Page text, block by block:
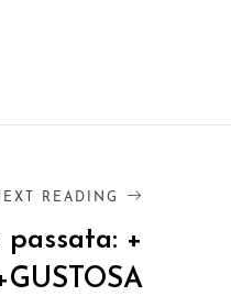
READING
+